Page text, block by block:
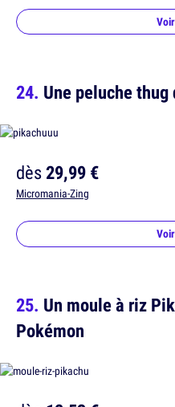
Une peluche
dès29,99 €
Micromania-Zing
Un moule à riz
Pokémon